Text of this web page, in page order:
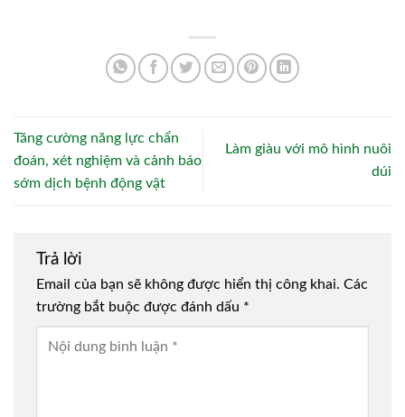
Tăng cường năng lực chẩn
đoán, xét nghiệm và cảnh báo
sớm dịch bệnh động vật
Làm giàu với mô hình nuôi
dúi
Trả lời
Email của bạn sẽ không được hiển thị công khai. Các
trường bắt buộc được đánh dấu *